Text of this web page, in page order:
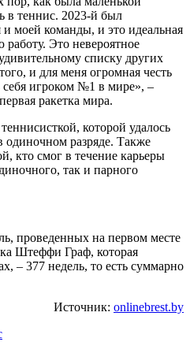
в теннис. 2023-й был
моей команды, и это идеальная
Это невероятное
списку других
и для меня огромная честь
себя игроком №1 в мире», –
ракетка мира.
которой удалось
одиночном разряде. Также
кто смог в течение карьеры
так и парного
проведенных на первом месте
Штеффи Граф, которая
– 377 недель, то есть суммарно
Источник: onlinebrest.by